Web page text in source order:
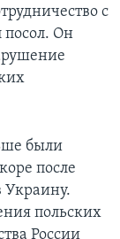
с
посол. Он
были
после
Украину.
польских
России